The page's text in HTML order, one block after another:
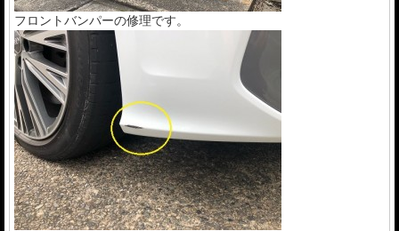
フロントバンパーの修理です。